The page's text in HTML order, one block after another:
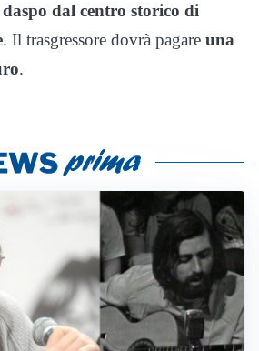
dal centro storico di
. Il trasgressore dovrà pagare una
.